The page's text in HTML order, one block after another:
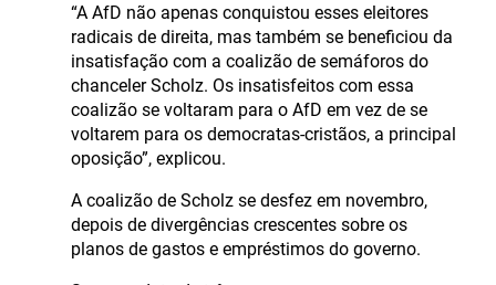
“A AfD não apenas conquistou esses eleitores
radicais de direita, mas também se beneficiou da
insatisfação com a coalizão de semáforos do
chanceler Scholz. Os insatisfeitos com essa
coalizão se voltaram para o AfD em vez de se
voltarem para os democratas-cristãos, a principal
oposição”, explicou.
A coalizão de Scholz se desfez em novembro,
depois de divergências crescentes sobre os
planos de gastos e empréstimos do governo.